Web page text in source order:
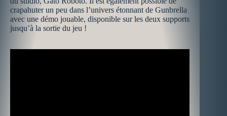
crapahuter un peu dans l’univers étonnant de Gunbrella
avec une démo jouable, disponible sur les deux supports
jusqu’à la sortie du jeu !